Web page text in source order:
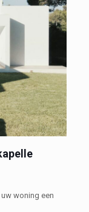
woning een